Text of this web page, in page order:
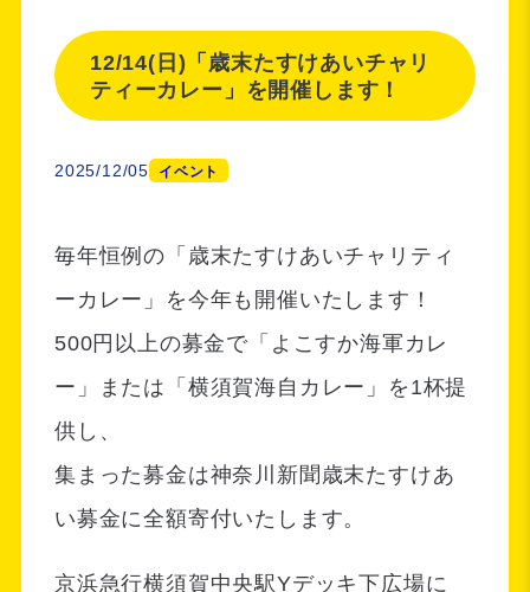
12/14(日)「歳末たすけあいチャリ
ティーカレー」を開催します！
2025/12/05 イベント
毎年恒例の「歳末たすけあいチャリティ
ーカレー」を今年も開催いたします！
500円以上の募金で「よこすか海軍カレ
ー」または「横須賀海自カレー」を1杯提
供し、
集まった募金は神奈川新聞歳末たすけあ
い募金に全額寄付いたします。
京浜急行横須賀中央駅Yデッキ下広場に